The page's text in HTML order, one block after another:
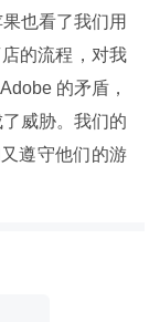
也看了我们用
的流程，对我
的矛盾，
威胁。我们的
遵守他们的游